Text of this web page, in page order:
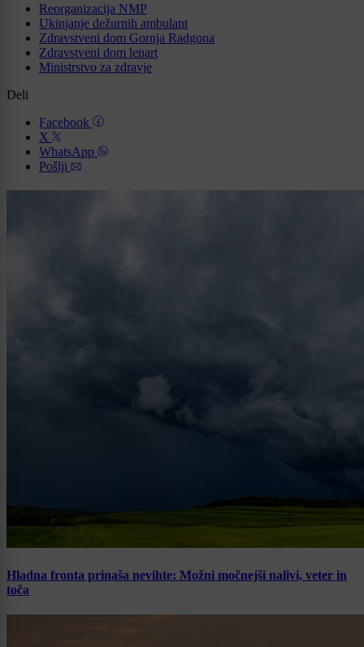
Reorganizacija NMP
Ukinjanje dežurnih ambulant
Zdravstveni dom Gornja Radgona
Zdravstveni dom lenart
Ministrstvo za zdravje
Deli
Facebook
X
WhatsApp
Pošlji
Hladna fronta prinaša nevihte: Možni močnejši nalivi, veter in
toča